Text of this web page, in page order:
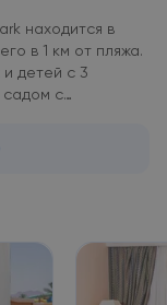
находится в
в 1 км от пляжа.
и детей с 3
с
телевизор с
стол». На
кухни подают
и у